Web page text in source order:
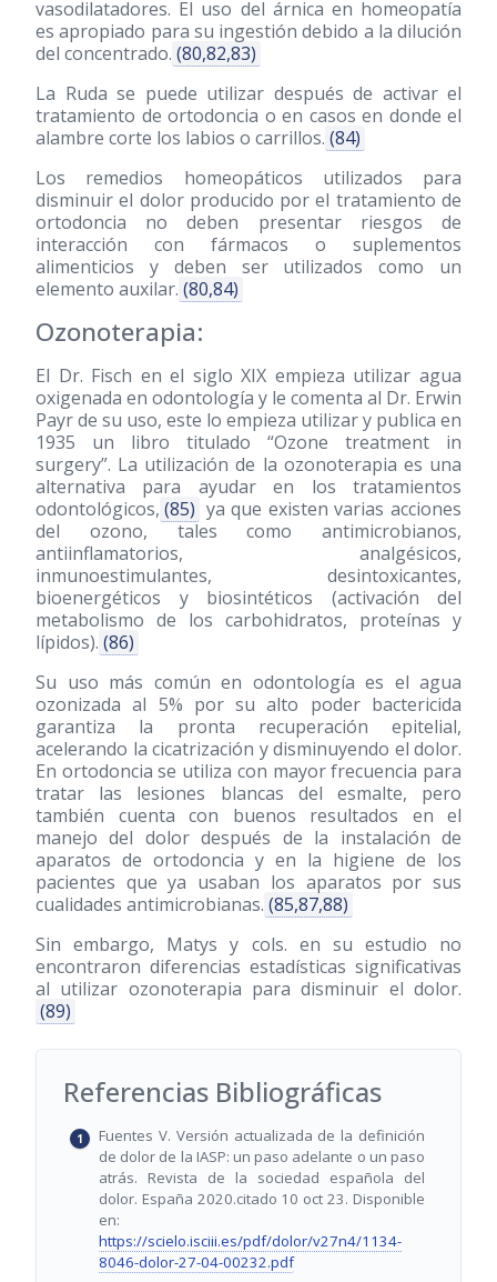
vasodilatadores. El uso del árnica en homeopatía
es apropiado para su ingestión debido a la dilución
del concentrado. (80,82,83)
La Ruda se puede utilizar después de activar el
tratamiento de ortodoncia o en casos en donde el
alambre corte los labios o carrillos. (84)
Los remedios homeopáticos utilizados para
disminuir el dolor producido por el tratamiento de
ortodoncia no deben presentar riesgos de
interacción con fármacos o suplementos
alimenticios y deben ser utilizados como un
elemento auxilar. (80,84)
Ozonoterapia:
El Dr. Fisch en el siglo XIX empieza utilizar agua
oxigenada en odontología y le comenta al Dr. Erwin
Payr de su uso, este lo empieza utilizar y publica en
1935 un libro titulado “Ozone treatment in
surgery”. La utilización de la ozonoterapia es una
alternativa para ayudar en los tratamientos
odontológicos, (85) ya que existen varias acciones
del ozono, tales como antimicrobianos,
antiinflamatorios, analgésicos,
inmunoestimulantes, desintoxicantes,
bioenergéticos y biosintéticos (activación del
metabolismo de los carbohidratos, proteínas y
lípidos). (86)
Su uso más común en odontología es el agua
ozonizada al 5% por su alto poder bactericida
garantiza la pronta recuperación epitelial,
acelerando la cicatrización y disminuyendo el dolor.
En ortodoncia se utiliza con mayor frecuencia para
tratar las lesiones blancas del esmalte, pero
también cuenta con buenos resultados en el
manejo del dolor después de la instalación de
aparatos de ortodoncia y en la higiene de los
pacientes que ya usaban los aparatos por sus
cualidades antimicrobianas. (85,87,88)
Sin embargo, Matys y cols. en su estudio no
encontraron diferencias estadísticas significativas
al utilizar ozonoterapia para disminuir el dolor.
(89)
Referencias Bibliográficas
Fuentes V. Versión actualizada de la definición
de dolor de la IASP: un paso adelante o un paso
atrás. Revista de la sociedad española del
dolor. España 2020.citado 10 oct 23. Disponible
en:
https://scielo.isciii.es/pdf/dolor/v27n4/1134-
8046-dolor-27-04-00232.pdf